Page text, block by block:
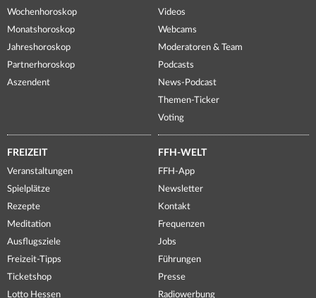
Wochenhoroskop
Monatshoroskop
Jahreshoroskop
Partnerhoroskop
Aszendent
Videos
Webcams
Moderatoren & Team
Podcasts
News-Podcast
Themen-Ticker
Voting
FREIZEIT
Veranstaltungen
Spielplätze
Rezepte
Meditation
Ausflugsziele
Freizeit-Tipps
Ticketshop
Lotto Hessen
FFH-WELT
FFH-App
Newsletter
Kontakt
Frequenzen
Jobs
Führungen
Presse
Radiowerbung